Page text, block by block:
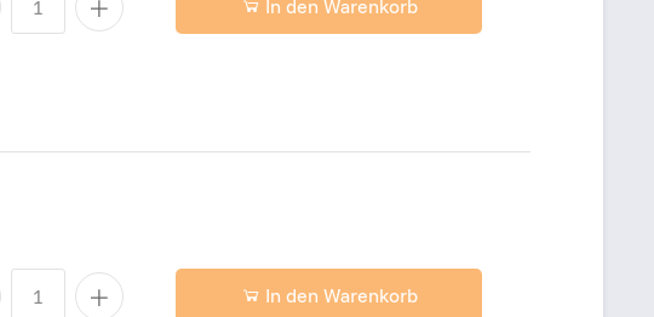
In den Warenkorb
In den Warenkorb